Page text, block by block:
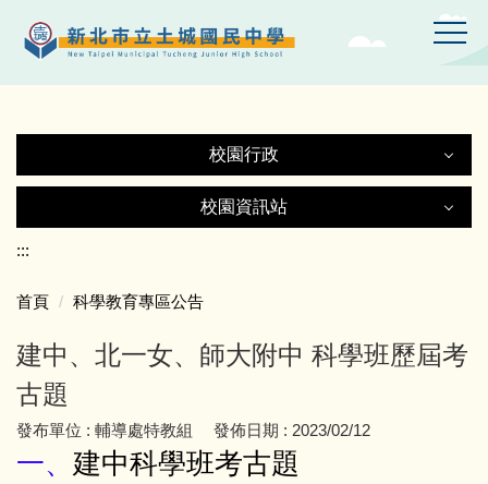
到
要
容
校園行政
附設幼兒園
師生園地
校園資訊站
土中YT頻道
線上設備報修
:::
首頁 科學教育專區公告
建中、北一女、師大附中 科學班歷屆考
古題
發布單位 : 輔導處特教組 發佈日期 : 2023/02/12
一、 建中科學班考古題